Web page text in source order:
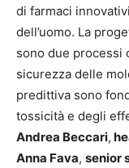
di farmaci
dell’uomo. La
sono due processi
sicurezza delle
predittiva sono
tossicità e degli
Andrea Beccari,
Anna Fava, senior